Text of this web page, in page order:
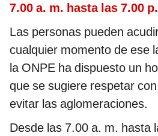
7.00 a. m. hasta las 7.00
Las personas pueden
cualquier momento de ese
la ONPE ha dispuesto un
que se sugiere respetar
evitar las aglomeraciones.
Desde las 7.00 a. m. hasta